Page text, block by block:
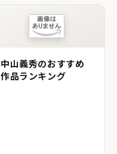
中山義秀のおすすめ
作品ランキング